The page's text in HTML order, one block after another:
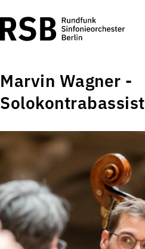
Marvin Wagner -
Solokontrabassist